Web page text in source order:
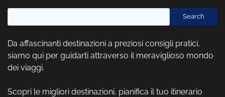
Search
Da affascinanti destinazioni a preziosi consigli pratici,
siamo qui per guidarti attraverso il meraviglioso mondo
dei viaggi.
Scopri le migliori destinazioni, pianifica il tuo itinerario